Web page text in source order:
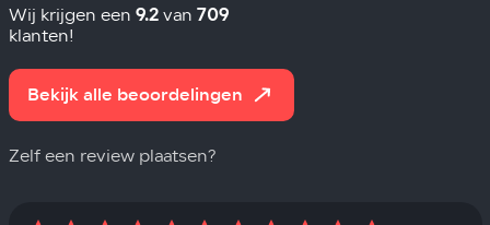
Wij krijgen een 9.2van 709
klanten!
Bekijk alle beoordelingen
Zelf een review plaatsen?